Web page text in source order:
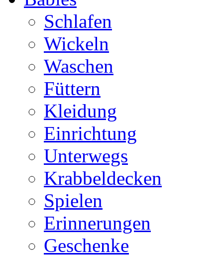
Schlafen
Wickeln
Waschen
Füttern
Kleidung
Einrichtung
Unterwegs
Krabbeldecken
Spielen
Erinnerungen
Geschenke